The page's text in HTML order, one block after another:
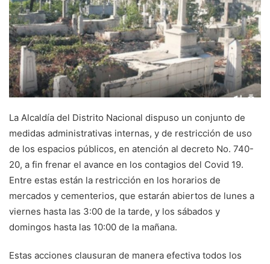
La Alcaldía del Distrito Nacional dispuso un conjunto de
medidas administrativas internas, y de restricción de uso
de los espacios públicos, en atención al decreto No. 740-
20, a fin frenar el avance en los contagios del Covid 19.
Entre estas están la restricción en los horarios de
mercados y cementerios, que estarán abiertos de lunes a
viernes hasta las 3:00 de la tarde, y los sábados y
domingos hasta las 10:00 de la mañana.
Estas acciones clausuran de manera efectiva todos los